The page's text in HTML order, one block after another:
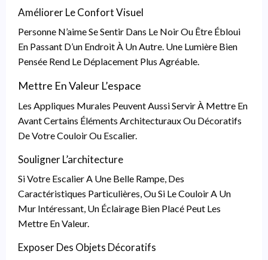
Améliorer Le Confort Visuel
Personne N’aime Se Sentir Dans Le Noir Ou Être Ébloui
En Passant D’un Endroit À Un Autre. Une Lumière Bien
Pensée Rend Le Déplacement Plus Agréable.
Mettre En Valeur L’espace
Les Appliques Murales Peuvent Aussi Servir À Mettre En
Avant Certains Éléments Architecturaux Ou Décoratifs
De Votre Couloir Ou Escalier.
Souligner L’architecture
Si Votre Escalier A Une Belle Rampe, Des
Caractéristiques Particulières, Ou Si Le Couloir A Un
Mur Intéressant, Un Éclairage Bien Placé Peut Les
Mettre En Valeur.
Exposer Des Objets Décoratifs